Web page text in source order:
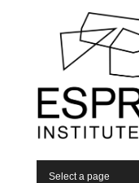
Select a page